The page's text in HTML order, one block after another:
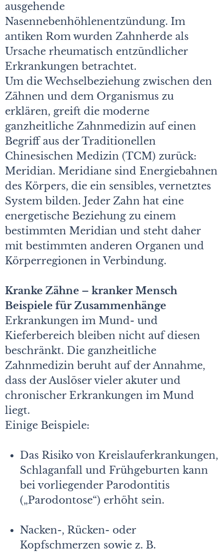
ausgehende
Nasennebenhöhlenentzündung. Im
antiken Rom wurden Zahnherde als
Ursache rheumatisch entzündlicher
Erkrankungen betrachtet.
Um die Wechselbeziehung zwischen den
Zähnen und dem Organismus zu
erklären, greift die moderne
ganzheitliche Zahnmedizin auf einen
Begriff aus der Traditionellen
Chinesischen Medizin (TCM) zurück:
Meridian. Meridiane sind Energiebahnen
des Körpers, die ein sensibles, vernetztes
System bilden. Jeder Zahn hat eine
energetische Beziehung zu einem
bestimmten Meridian und steht daher
mit bestimmten anderen Organen und
Körperregionen in Verbindung.
Kranke Zähne – kranker Mensch
Beispiele für Zusammenhänge
Erkrankungen im Mund- und
Kieferbereich bleiben nicht auf diesen
beschränkt. Die ganzheitliche
Zahnmedizin beruht auf der Annahme,
dass der Auslöser vieler akuter und
chronischer Erkrankungen im Mund
liegt.
Einige Beispiele:
Das Risiko von Kreislauferkrankungen,
Schlaganfall und Frühgeburten kann
bei vorliegender Parodontitis
(„Parodontose“) erhöht sein.
Nacken-, Rücken- oder
Kopfschmerzen sowie z. B.